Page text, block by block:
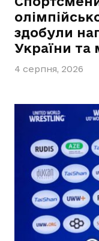
здобули
України
4 серпня, 2026